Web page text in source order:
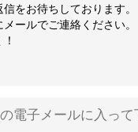
高酸化効率の
ィア